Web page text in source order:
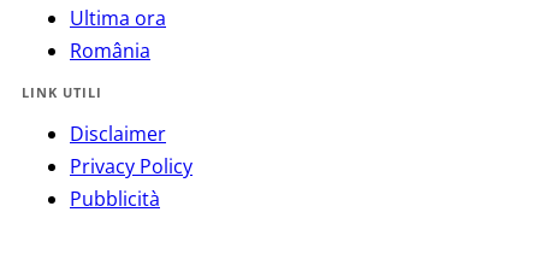
Ultima ora
România
LINK UTILI
Disclaimer
Privacy Policy
Pubblicità